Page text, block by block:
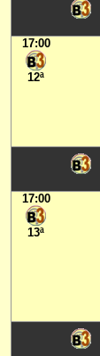
17:00
12ª
17:00
13ª